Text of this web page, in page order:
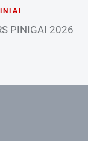
PINIGAI 2026